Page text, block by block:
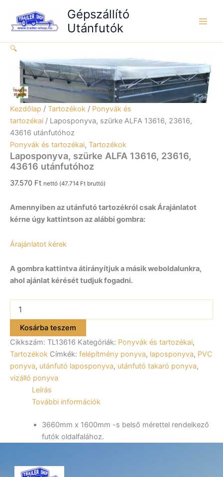
content
Gépszállító
Utánfutók
🔍
Kezdőlap / Tartozékok / Ponyvák és
tartozékai / Laposponyva, szürke ALFA 13616, 23616,
43616 utánfutóhoz
Ponyvák és tartozékai, Tartozékok
Laposponyva, szürke ALFA 13616, 23616,
43616 utánfutóhoz
37.570 Ft nettó (47.714 Ft bruttó)
Amennyiben az utánfutó tartozékról csak Árajánlatot
kérne úgy kattintson az alábbi gombra:
Árajánlatot kérek
A gombra kattintva átirányítjuk a másik weboldalunkra,
ahol ajánlat kérését tudjuk fogadni.
szürke
ALFA
13616,
23616,
43616
utánfutóhoz
mennyiség
Kosárba teszem
Cikkszám: TL13616 Kategóriák: Ponyvák és tartozékai,
Tartozékok Címkék: felépítmény ponyva, laposponyva, PVC
ponyva, utánfutó laposponyva, utánfutó takaró ponyva,
vizálló ponyva
Leírás
További információk
3660mm x 1600mm -s belső mérettel rendelkező
futók oldalfalához.
23616,
43616
mennyiség